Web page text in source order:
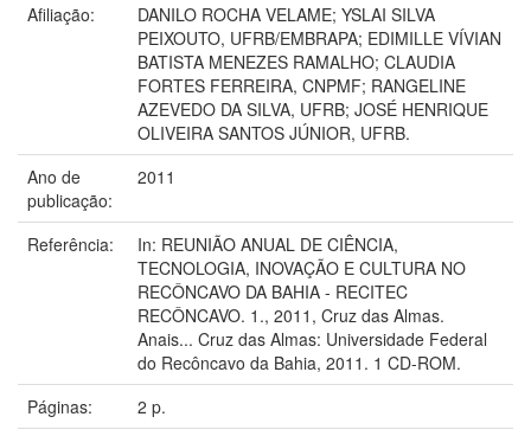
Afiliação:
DANILO ROCHA VELAME; YSLAI SILVA
PEIXOUTO, UFRB/EMBRAPA; EDIMILLE VÍVIAN
BATISTA MENEZES RAMALHO; CLAUDIA
FORTES FERREIRA, CNPMF; RANGELINE
AZEVEDO DA SILVA, UFRB; JOSÉ HENRIQUE
OLIVEIRA SANTOS JÚNIOR, UFRB.
Ano de
publicação:
2011
Referência:
In: REUNIÃO ANUAL DE CIÊNCIA,
TECNOLOGIA, INOVAÇÃO E CULTURA NO
RECÔNCAVO DA BAHIA - RECITEC
RECÔNCAVO. 1., 2011, Cruz das Almas.
Anais... Cruz das Almas: Universidade Federal
do Recôncavo da Bahia, 2011. 1 CD-ROM.
Páginas:
2 p.